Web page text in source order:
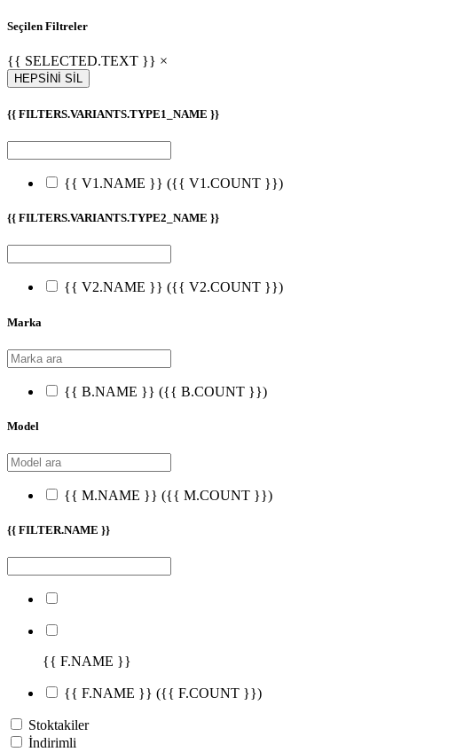
Seçilen Filtreler
{{ SELECTED.TEXT }} ×
HEPSİNİ SİL
{{ FILTERS.VARIANTS.TYPE1_NAME }}
{{ V1.NAME }} ({{ V1.COUNT }})
{{ FILTERS.VARIANTS.TYPE2_NAME }}
{{ V2.NAME }} ({{ V2.COUNT }})
Marka
{{ B.NAME }} ({{ B.COUNT }})
Model
{{ M.NAME }} ({{ M.COUNT }})
{{ FILTER.NAME }}
{{ F.NAME }}
{{ F.NAME }} ({{ F.COUNT }})
Stoktakiler
İndirimli